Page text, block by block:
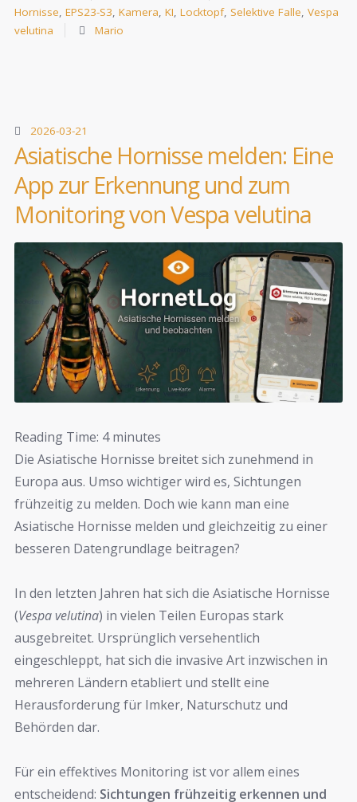
Hornisse, EPS23-S3, Kamera, KI, Locktopf, Selektive Falle, Vespa
velutina
Mario
2026-03-21
Asiatische Hornisse melden: Eine
App zur Erkennung und zum
Monitoring von Vespa velutina
Reading Time: 4 minutes
Die Asiatische Hornisse breitet sich zunehmend in
Europa aus. Umso wichtiger wird es, Sichtungen
frühzeitig zu melden. Doch wie kann man eine
Asiatische Hornisse melden und gleichzeitig zu einer
besseren Datengrundlage beitragen?
In den letzten Jahren hat sich die Asiatische Hornisse
(Vespa velutina) in vielen Teilen Europas stark
ausgebreitet. Ursprünglich versehentlich
eingeschleppt, hat sich die invasive Art inzwischen in
mehreren Ländern etabliert und stellt eine
Herausforderung für Imker, Naturschutz und
Behörden dar.
Für ein effektives Monitoring ist vor allem eines
entscheidend: Sichtungen frühzeitig erkennen und